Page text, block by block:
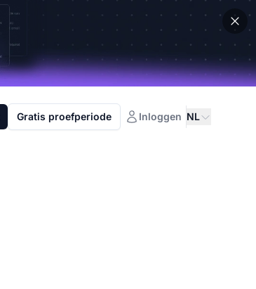
Gratis proefperiode Inloggen NL